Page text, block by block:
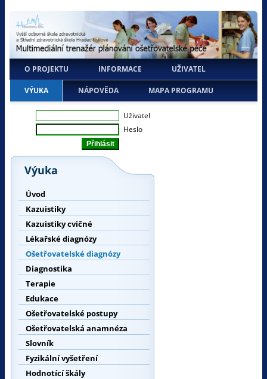
O PROJEKTU INFORMACE UŽIVATEL
VÝUKA NÁPOVĚDA MAPA PROGRAMU
Uživatel
Heslo
Výuka
Úvod
Kazuistiky
Kazuistiky cvičné
Lékařské diagnózy
Ošetřovatelské diagnózy
Diagnostika
Terapie
Edukace
Ošetřovatelské postupy
Ošetřovatelská anamnéza
Slovník
Fyzikální vyšetření
Hodnotící škály